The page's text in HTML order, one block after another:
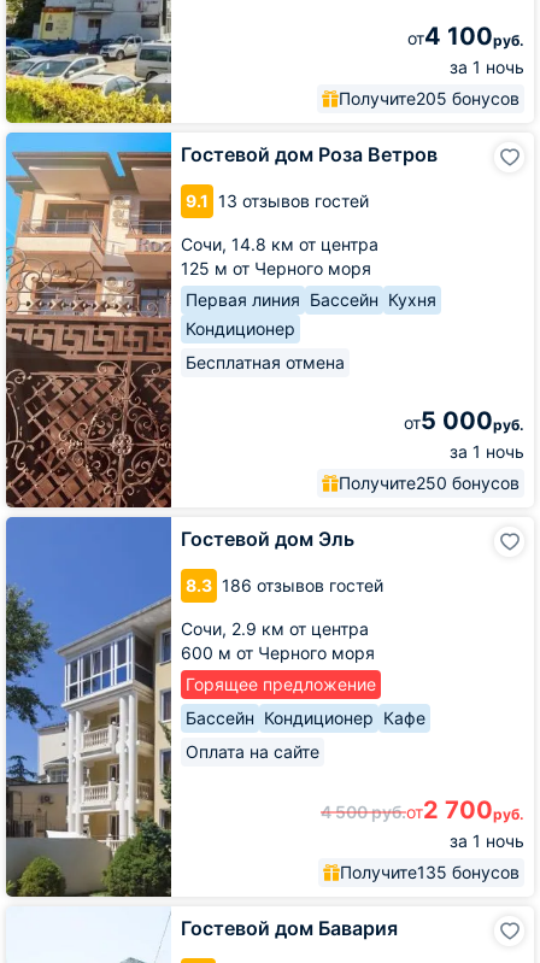
от4 100руб.
за 1 ночь
Получите205 бонусов
Гостевой дом Роза Ветров
9.1 13 отзывов гостей
Сочи, 14.8 км от центра
125 м от Черного моря
Первая линия Бассейн Кухня
Кондиционер
Бесплатная отмена
от5 000руб.
за 1 ночь
Получите250 бонусов
Гостевой
дом
Роза
Ветров
Гостевой дом Эль
8.3 186 отзывов гостей
Сочи, 2.9 км от центра
600 м от Черного моря
Горящее предложение
Бассейн Кондиционер Кафе
Оплата на сайте
4 500руб.от2 700руб.
за 1 ночь
Получите135 бонусов
Гостевой
Гостевой дом Бавария